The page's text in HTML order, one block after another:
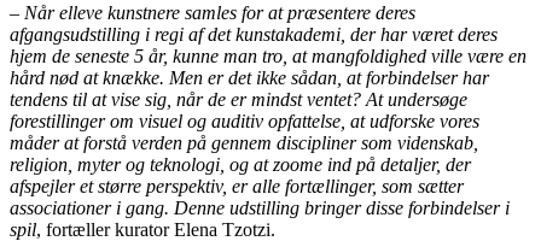
– Når elleve kunstnere samles for at præsentere deres
afgangsudstilling i regi af det kunstakademi, der har været deres
hjem de seneste 5 år, kunne man tro, at mangfoldighed ville være en
hård nød at knække. Men er det ikke sådan, at forbindelser har
tendens til at vise sig, når de er mindst ventet? At undersøge
forestillinger om visuel og auditiv opfattelse, at udforske vores
måder at forstå verden på gennem discipliner som videnskab,
religion, myter og teknologi, og at zoome ind på detaljer, der
afspejler et større perspektiv, er alle fortællinger, som sætter
associationer i gang. Denne udstilling bringer disse forbindelser i
spil, fortæller kurator Elena Tzotzi.